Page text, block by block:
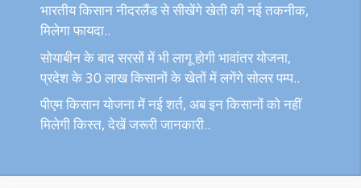
भारतीय किसान नीदरलैंड से सीखेंगे खेती की नई तकनीक,
मिलेगा फायदा..
सोयाबीन के बाद सरसों में भी लागू होगी भावांतर योजना,
प्रदेश के 30 लाख किसानों के खेतों में लगेंगे सोलर पम्प..
पीएम किसान योजना में नई शर्त, अब इन किसानों को नहीं
मिलेगी किस्त, देखें जरूरी जानकारी..